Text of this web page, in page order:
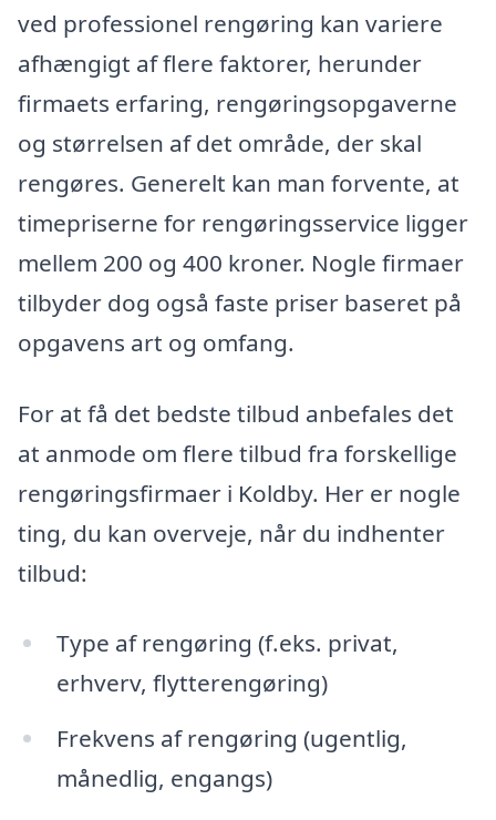
ved professionel rengøring kan variere
afhængigt af flere faktorer, herunder
firmaets erfaring, rengøringsopgaverne
og størrelsen af det område, der skal
rengøres. Generelt kan man forvente, at
timepriserne for rengøringsservice ligger
mellem 200 og 400 kroner. Nogle firmaer
tilbyder dog også faste priser baseret på
opgavens art og omfang.
For at få det bedste tilbud anbefales det
at anmode om flere tilbud fra forskellige
rengøringsfirmaer i Koldby. Her er nogle
ting, du kan overveje, når du indhenter
tilbud:
Type af rengøring (f.eks. privat,
erhverv, flytterengøring)
Frekvens af rengøring (ugentlig,
månedlig, engangs)